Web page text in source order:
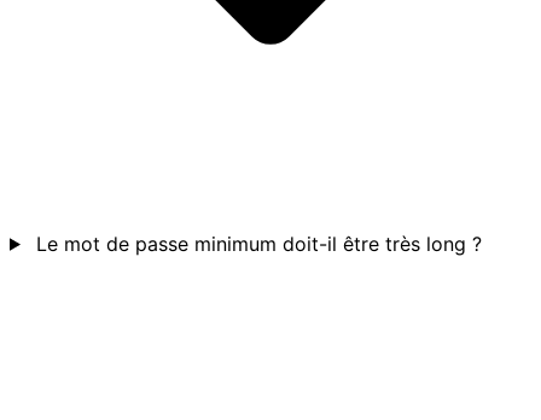
Le mot de passe minimum doit-il être très long ?